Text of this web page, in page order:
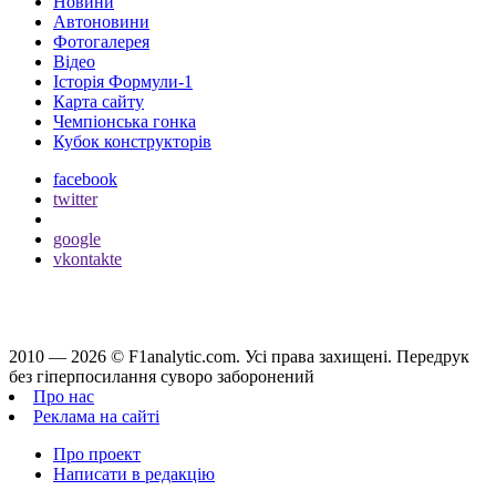
Автоновини
Фотогалерея
Відео
Історія Формули-1
Карта сайту
Чемпіонська гонка
Кубок конструкторів
facebook
twitter
google
vkontakte
2010 — 2026 © F1analytic.com. Усi права захищенi. Передрук
без гіперпосилання суворо заборонений
Про нас
Реклама на сайті
Про проект
Написати в редакцію